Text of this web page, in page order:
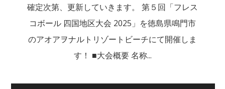
確定次第、更新していきます。 第５回「フレス
コボール 四国地区大会 2025」を徳島県鳴門市
のアオアヲナルトリゾートビーチにて開催しま
す！ ■大会概要 名称...